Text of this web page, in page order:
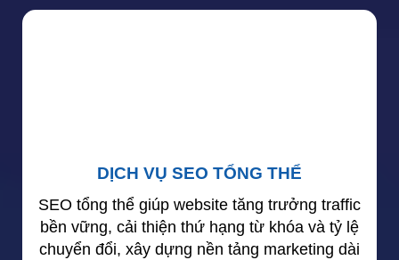
DỊCH VỤ SEO TỔNG THỂ
SEO tổng thể giúp website tăng trưởng traffic
bền vững, cải thiện thứ hạng từ khóa và tỷ lệ
chuyển đổi, xây dựng nền tảng marketing dài